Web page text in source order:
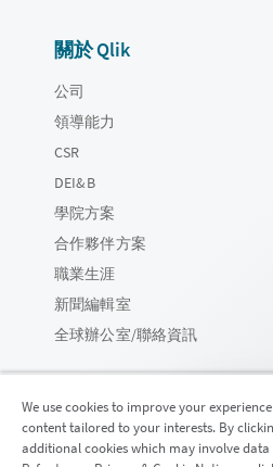
關於 Qlik
公司
領導能力
CSR
DEI&B
學院方案
合作夥伴方案
職業生涯
新聞編輯室
全球辦公室/聯絡資訊
Qlik
We use cookies to improve your
content tailored to your interests. By
additional cookies which may involve